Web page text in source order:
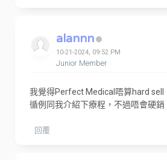
alannn
10-21-2024, 09:52 PM
Junior Member
我覺得Perfect Medical唔算hard sell
循例同我介紹下療程，不過唔會硬
回覆